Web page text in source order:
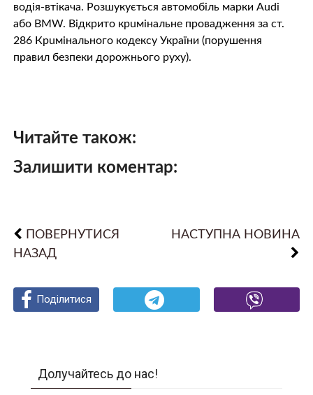
водія-втікача. Розшукується автомобіль марки Audi
або BMW. Відкрито крuмiнальне провадження за ст.
286 Крuмінaльного кодексу України (порушення
правил безпеки дорожнього руху).
Читайте також:
Залишити коментар:
ПОВЕРНУТИСЯ
НАЗАД
НАСТУПНА НОВИНА
Поділитися
Поділитися
Поділитися
Долучайтесь до нас!